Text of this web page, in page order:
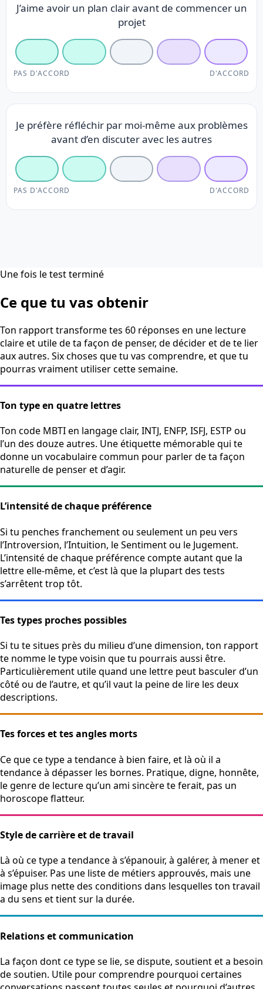
J’aime avoir un plan clair avant de commencer un
projet
PAS D'ACCORD D'ACCORD
Je préfère réfléchir par moi-même aux problèmes
avant d’en discuter avec les autres
PAS D'ACCORD D'ACCORD
Une fois le test terminé
Ce que tu vas obtenir
Ton rapport transforme tes 60 réponses en une lecture
claire et utile de ta façon de penser, de décider et de te lier
aux autres. Six choses que tu vas comprendre, et que tu
pourras vraiment utiliser cette semaine.
Ton type en quatre lettres
Ton code MBTI en langage clair, INTJ, ENFP, ISFJ, ESTP ou
l’un des douze autres. Une étiquette mémorable qui te
donne un vocabulaire commun pour parler de ta façon
naturelle de penser et d’agir.
L’intensité de chaque préférence
Si tu penches franchement ou seulement un peu vers
l’Introversion, l’Intuition, le Sentiment ou le Jugement.
L’intensité de chaque préférence compte autant que la
lettre elle-même, et c’est là que la plupart des tests
s’arrêtent trop tôt.
Tes types proches possibles
Si tu te situes près du milieu d’une dimension, ton rapport
te nomme le type voisin que tu pourrais aussi être.
Particulièrement utile quand une lettre peut basculer d’un
côté ou de l’autre, et qu’il vaut la peine de lire les deux
descriptions.
Tes forces et tes angles morts
Ce que ce type a tendance à bien faire, et là où il a
tendance à dépasser les bornes. Pratique, digne, honnête,
le genre de lecture qu’un ami sincère te ferait, pas un
horoscope flatteur.
Style de carrière et de travail
Là où ce type a tendance à s’épanouir, à galérer, à mener et
à s’épuiser. Pas une liste de métiers approuvés, mais une
image plus nette des conditions dans lesquelles ton travail
a du sens et tient sur la durée.
Relations et communication
La façon dont ce type se lie, se dispute, soutient et a besoin
de soutien. Utile pour comprendre pourquoi certaines